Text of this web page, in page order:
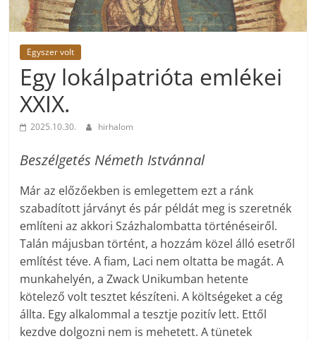
Egyszer volt
Egy lokálpatrióta emlékei
XXIX.
2025.10.30. hirhalom
Beszélgetés Németh Istvánnal
Már az előzőekben is emlegettem ezt a ránk
szabadított járványt és pár példát meg is szeretnék
említeni az akkori Százhalombatta történéseiről.
Talán májusban történt, a hozzám közel álló esetről
említést téve. A fiam, Laci nem oltatta be magát. A
munkahelyén, a Zwack Unikumban hetente
kötelező volt tesztet készíteni. A költségeket a cég
állta. Egy alkalommal a tesztje pozitív lett. Ettől
kezdve dolgozni nem is mehetett. A tünetek